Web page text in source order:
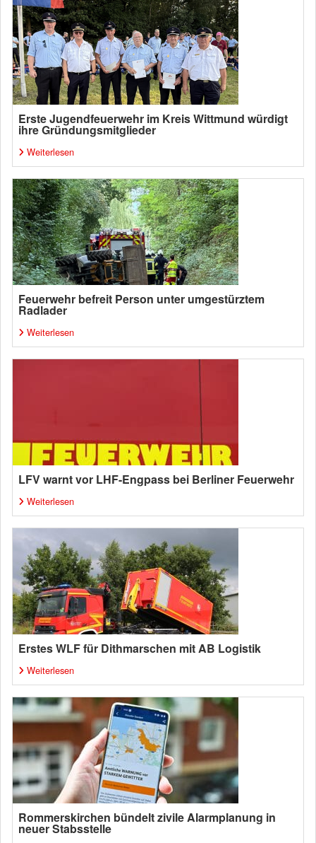
Erste Jugendfeuerwehr im Kreis Wittmund würdigt
ihre Gründungsmitglieder
Weiterlesen
Feuerwehr befreit Person unter umgestürztem
Radlader
Weiterlesen
LFV warnt vor LHF-Engpass bei Berliner Feuerwehr
Weiterlesen
Erstes WLF für Dithmarschen mit AB Logistik
Weiterlesen
Rommerskirchen bündelt zivile Alarmplanung in
neuer Stabsstelle